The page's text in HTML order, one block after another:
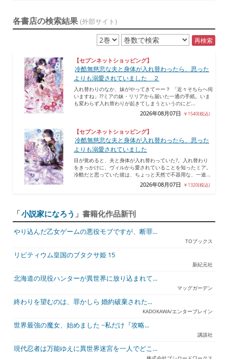
各書店の検索結果 (外部サイト)
再検索
【セブンネットショッピング】
冷酷無慈悲な夫と身体が入れ替わったら、思った
よりも溺愛されていました ２
入れ替わりのなか、妹がやってきてーー？ 「近々そちらへ伺
いますね」??ミアの妹・リリアから届いた一通の手紙。いま
も変わらず入れ替わりが起きてしまうというのにど...
2026年08月07日 ￥1540(税込)
【セブンネットショッピング】
冷酷無慈悲な夫と身体が入れ替わったら、思った
よりも溺愛されていました
目が覚めると、夫と身体が入れ替わっていた?。入れ替わり
をきっかけに、ヴィルから愛されていることを知ったミア。
冷酷だと思っていた彼は、ちょっと天然で不器用な、一途...
2026年08月07日 ￥1320(税込)
「小説家になろう 」書籍化作品新刊
やり込んだ乙女ゲームの悪役モブですが、断罪...
TOブックス
リビティウム皇国のブタクサ姫 15
新紀元社
北海道の現役ハンターが異世界に放り込まれて...
マッグガーデン
終わりを望むのは、罪かしら 婚約破棄された...
KADOKAWA/エンターブレイン
世界最強の魔女、始めました ~私だけ『攻略...
講談社
現代忍者は万能ゆえに異世界迷宮を一人でどこ...